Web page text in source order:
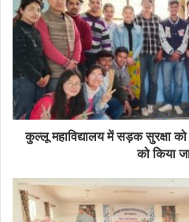
कुल्लू महाविद्यालय में सड़क सुरक्षा
को किया